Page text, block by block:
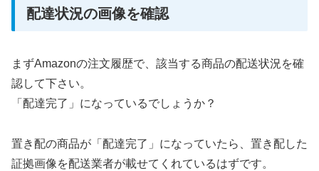
配達状況の画像を確認
まずAmazonの注文履歴で、該当する商品の配送状況を確
認して下さい。
「配達完了」になっているでしょうか？
置き配の商品が「配達完了」になっていたら、置き配した
証拠画像を配送業者が載せてくれているはずです。